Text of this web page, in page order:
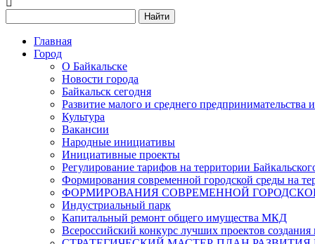
Найти
Главная
Город
О Байкальске
Новости города
Байкальск сегодня
Развитие малого и среднего предпринимательства
Культура
Вакансии
Народные инициативы
Инициативные проекты
Регулирование тарифов на территории
Формирования современной городской среды на
ФОРМИРОВАНИЯ СОВРЕМЕННОЙ
Индустриальный парк
Капитальный ремонт общего имущества МКД
Всероссийский конкурс лучших проектов